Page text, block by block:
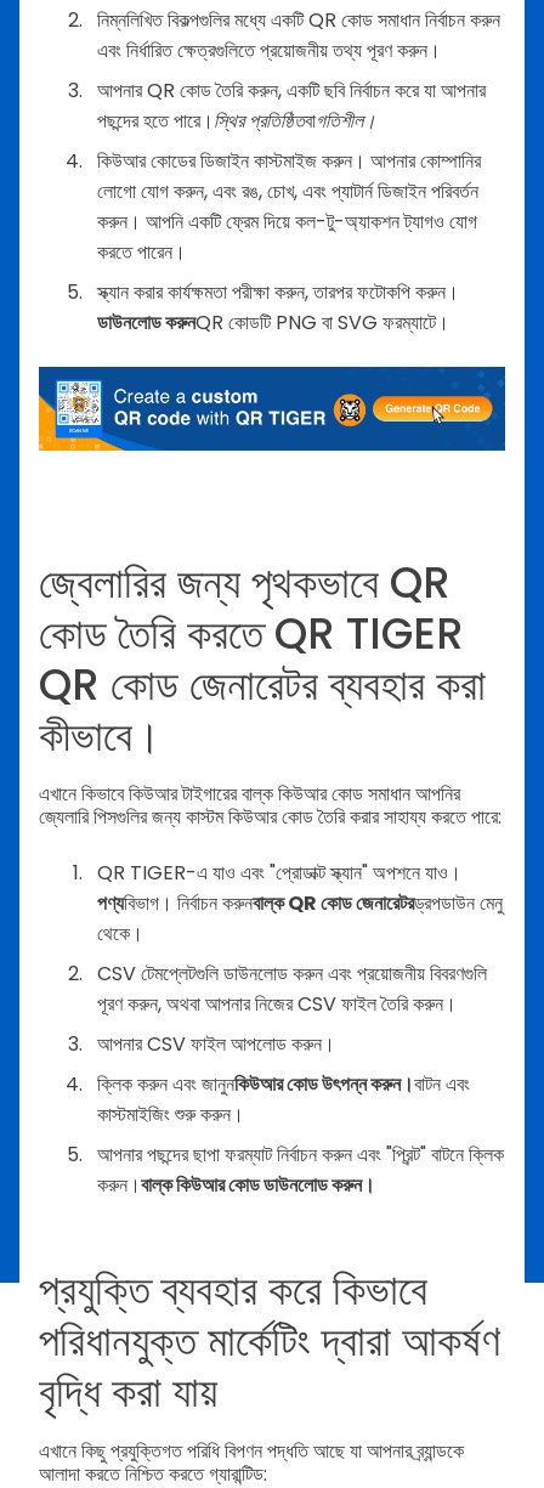
নিম্নলিখিত বিকল্পগুলির মধ্যে একটি QR কোড সমাধান নির্বাচন করুন
এবং নির্ধারিত ক্ষেত্রগুলিতে প্রয়োজনীয় তথ্য পূরণ করুন।
আপনার QR কোড তৈরি করুন, একটি ছবি নির্বাচন করে যা আপনার
পছন্দের হতে পারে। স্থির প্রতিষ্ঠিতবাগতিশীল।
কিউআর কোডের ডিজাইন কাস্টমাইজ করুন। আপনার কোম্পানির
লোগো যোগ করুন, এবং রঙ, চোখ, এবং প্যাটার্ন ডিজাইন পরিবর্তন
করুন। আপনি একটি ফ্রেম দিয়ে কল-টু-অ্যাকশন ট্যাগও যোগ
করতে পারেন।
স্ক্যান করার কার্যক্ষমতা পরীক্ষা করুন, তারপর ফটোকপি করুন।
ডাউনলোড করুনQR কোডটি PNG বা SVG ফরম্যাটে।
জ্বেলারির জন্য পৃথকভাবে QR
কোড তৈরি করতে QR TIGER
QR কোড জেনারেটর ব্যবহার করা
কীভাবে।
এখানে কিভাবে কিউআর টাইগারের বাল্ক কিউআর কোড সমাধান আপনির
জ্যেলারি পিসগুলির জন্য কাস্টম কিউআর কোড তৈরি করার সাহায্য করতে পারে:
QR TIGER-এ যাও এবং "প্রোডাক্ট স্ক্যান" অপশনে যাও।
পণ্যবিভাগ। নির্বাচন করুনবাল্ক QR কোড জেনারেটরড্রপডাউন মেনু
থেকে।
CSV টেমপ্লেটগুলি ডাউনলোড করুন এবং প্রয়োজনীয় বিবরণগুলি
পূরণ করুন, অথবা আপনার নিজের CSV ফাইল তৈরি করুন।
আপনার CSV ফাইল আপলোড করুন।
ক্লিক করুন এবং জানুনকিউআর কোড উৎপন্ন করুন।বাটন এবং
কাস্টমাইজিং শুরু করুন।
আপনার পছন্দের ছাপা ফরম্যাট নির্বাচন করুন এবং "প্রিন্ট" বাটনে ক্লিক
করুন।বাল্ক কিউআর কোড ডাউনলোড করুন।
প্রযুক্তি ব্যবহার করে কিভাবে
পরিধানযুক্ত মার্কেটিং দ্বারা আকর্ষণ
বৃদ্ধি করা যায়
এখানে কিছু প্রযুক্তিগত পরিধি বিপণন পদ্ধতি আছে যা আপনার ব্র্যান্ডকে
আলাদা করতে নিশ্চিত করতে গ্যারান্টিড: